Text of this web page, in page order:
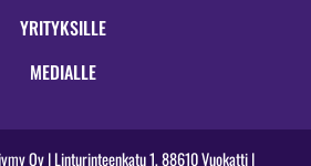
YRITYKSILLE
MEDIALLE
Oy | Linturinteenkatu 1, 88610 Vuokatti |